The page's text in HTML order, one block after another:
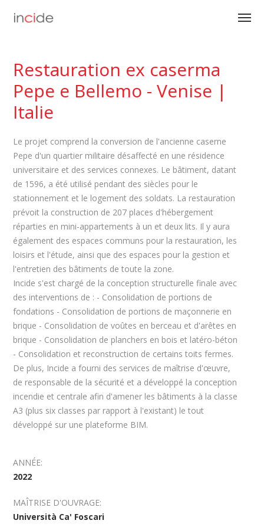
Restauration ex caserma
Pepe e Bellemo - Venise |
Italie
Le projet comprend la conversion de l'ancienne caserne
Pepe d'un quartier militaire désaffecté en une résidence
universitaire et des services connexes. Le bâtiment, datant
de 1596, a été utilisé pendant des siècles pour le
stationnement et le logement des soldats. La restauration
prévoit la construction de 207 places d'hébergement
réparties en mini-appartements à un et deux lits. Il y aura
également des espaces communs pour la restauration, les
loisirs et l'étude, ainsi que des espaces pour la gestion et
l'entretien des bâtiments de toute la zone.
Incide s'est chargé de la conception structurelle finale avec
des interventions de : - Consolidation de portions de
fondations - Consolidation de portions de maçonnerie en
brique - Consolidation de voûtes en berceau et d'arêtes en
brique - Consolidation de planchers en bois et latéro-béton
- Consolidation et reconstruction de certains toits fermes.
De plus, Incide a fourni des services de maîtrise d'œuvre,
de responsable de la sécurité et a développé la conception
incendie et centrale afin d'amener les bâtiments à la classe
A3 (plus six classes par rapport à l'existant) le tout
développé sur une plateforme BIM.
ANNÉE:
2022
MAÎTRISE D'OUVRAGE:
Università Ca' Foscari